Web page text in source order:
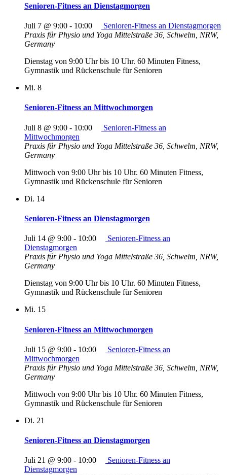
Senioren-Fitness an Dienstagmorgen
Juli 7 @ 9:00 - 10:00
Senioren-Fitness an Dienstagmorgen
Praxis für Physio und Yoga Mittelstraße 36, Schwelm, NRW,
Germany
Dienstag von 9:00 Uhr bis 10 Uhr. 60 Minuten Fitness,
Gymnastik und Rückenschule für Senioren
Mi. 8
Senioren-Fitness an Mittwochmorgen
Juli 8 @ 9:00 - 10:00
Senioren-Fitness an
Mittwochmorgen
Praxis für Physio und Yoga Mittelstraße 36, Schwelm, NRW,
Germany
Mittwoch von 9:00 Uhr bis 10 Uhr. 60 Minuten Fitness,
Gymnastik und Rückenschule für Senioren
Di. 14
Senioren-Fitness an Dienstagmorgen
Juli 14 @ 9:00 - 10:00
Senioren-Fitness an
Dienstagmorgen
Praxis für Physio und Yoga Mittelstraße 36, Schwelm, NRW,
Germany
Dienstag von 9:00 Uhr bis 10 Uhr. 60 Minuten Fitness,
Gymnastik und Rückenschule für Senioren
Mi. 15
Senioren-Fitness an Mittwochmorgen
Juli 15 @ 9:00 - 10:00
Senioren-Fitness an
Mittwochmorgen
Praxis für Physio und Yoga Mittelstraße 36, Schwelm, NRW,
Germany
Mittwoch von 9:00 Uhr bis 10 Uhr. 60 Minuten Fitness,
Gymnastik und Rückenschule für Senioren
Di. 21
Senioren-Fitness an Dienstagmorgen
Juli 21 @ 9:00 - 10:00
Senioren-Fitness an
Dienstagmorgen